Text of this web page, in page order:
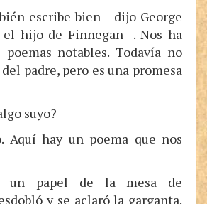
escribe bien —dijo George
el hijo de Finnegan—. Nos ha
notables. Todavía no
padre, pero es una promesa
suyo?
Aquí hay un poema que nos
un papel de la mesa de
y se aclaró la garganta.